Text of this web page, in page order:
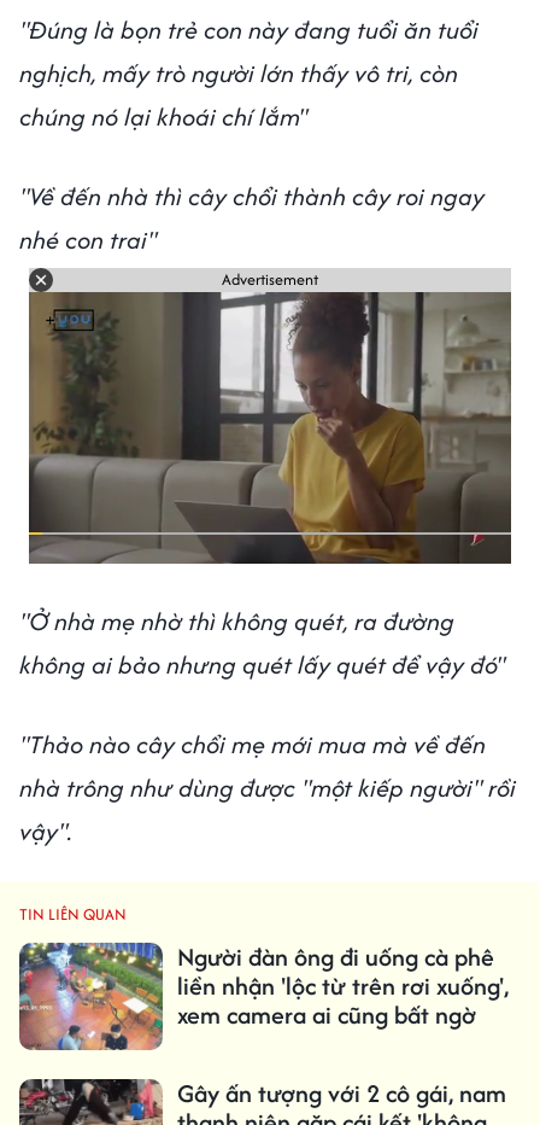
"Đúng là bọn trẻ con này đang tuổi ăn tuổi
nghịch, mấy trò người lớn thấy vô tri, còn
chúng nó lại khoái chí lắm"
"Về đến nhà thì cây chổi thành cây roi ngay
nhé con trai"
Advertisement
"Ở nhà mẹ nhờ thì không quét, ra đường
không ai bảo nhưng quét lấy quét để vậy đó"
"Thảo nào cây chổi mẹ mới mua mà về đến
nhà trông như dùng được "một kiếp người" rồi
vậy".
TIN LIÊN QUAN
Người đàn ông đi uống cà phê
liền nhận 'lộc từ trên rơi xuống',
xem camera ai cũng bất ngờ
Gây ấn tượng với 2 cô gái, nam